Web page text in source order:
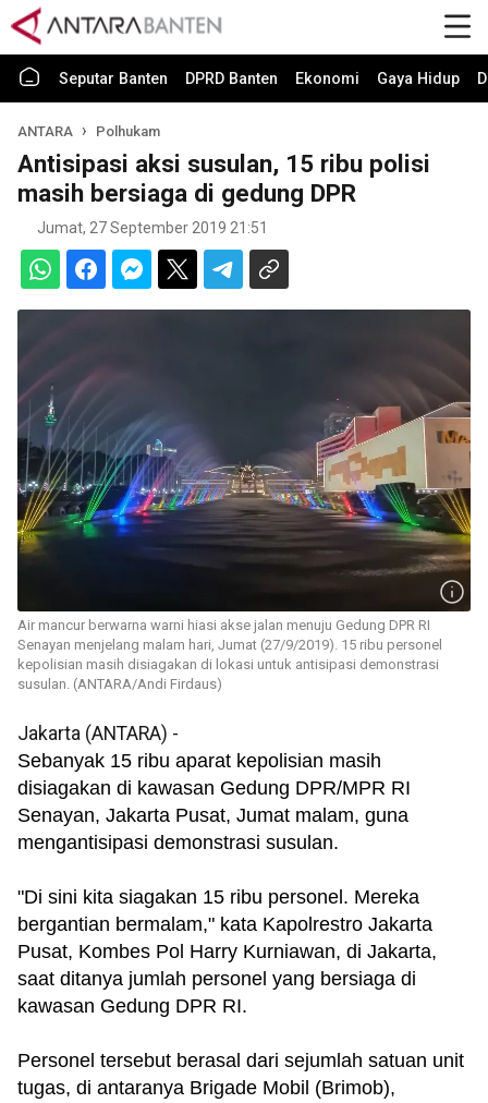
Seputar Banten DPRD Banten Ekonomi Gaya Hidup
ANTARA Polhukam
Antisipasi aksi susulan, 15 ribu polisi
masih bersiaga di gedung DPR
Jumat, 27 September 2019 21:51
Air mancur berwarna warni hiasi akse jalan menuju Gedung DPR RI
Senayan menjelang malam hari, Jumat (27/9/2019). 15 ribu personel
kepolisian masih disiagakan di lokasi untuk antisipasi demonstrasi
susulan. (ANTARA/Andi Firdaus)
Jakarta (ANTARA) -
Sebanyak 15 ribu aparat kepolisian masih
disiagakan di kawasan Gedung DPR/MPR RI
Senayan, Jakarta Pusat, Jumat malam, guna
mengantisipasi demonstrasi susulan.
"Di sini kita siagakan 15 ribu personel. Mereka
bergantian bermalam," kata Kapolrestro Jakarta
Pusat, Kombes Pol Harry Kurniawan, di Jakarta,
saat ditanya jumlah personel yang bersiaga di
kawasan Gedung DPR RI.
Personel tersebut berasal dari sejumlah satuan unit
tugas, di antaranya Brigade Mobil (Brimob),